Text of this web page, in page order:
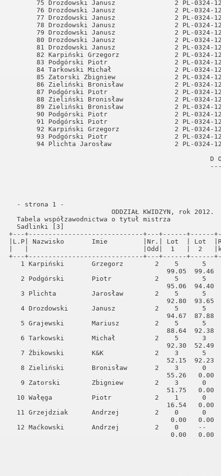
-
ODDZIAŁ
Tabela współzawodnictwa o
+---+-----------------------------+---+------
|L.P| Nazwisko       Imie         |Nr.| Lot  |
|   |                             |Odd|  1   |
+---+-----------------------------+---+------
1 Karpiński       Grzegorz        2    5
2 Podgórski       Piotr           2    5
3 Plichta         Jarosław        2    5
4 Drozdowski      Janusz          2    5
5 Grajewski       Mariusz         2    5
6 Tarkowski       Michał          2    5
7 Żbikowski       K&K             2    3
8 Zieliński       Bronisław       2    3
9 Zatorski        Zbigniew        2    3
10 Wałęga          Piotr           2    1
11 Grzejdziak      Andrzej         2    0
12 Maćkowski       Andrzej         2    0
Neubrandenburg